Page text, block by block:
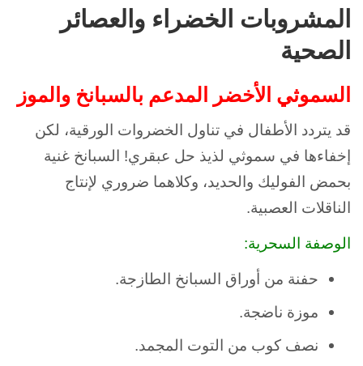
المشروبات الخضراء والعصائر
الصحية
السموثي الأخضر المدعم بالسبانخ والموز
قد يتردد الأطفال في تناول الخضروات الورقية، لكن
إخفاءها في سموثي لذيذ حل عبقري! السبانخ غنية
بحمض الفوليك والحديد، وكلاهما ضروري لإنتاج
الناقلات العصبية.
الوصفة السحرية:
حفنة من أوراق السبانخ الطازجة.
موزة ناضجة.
نصف كوب من التوت المجمد.